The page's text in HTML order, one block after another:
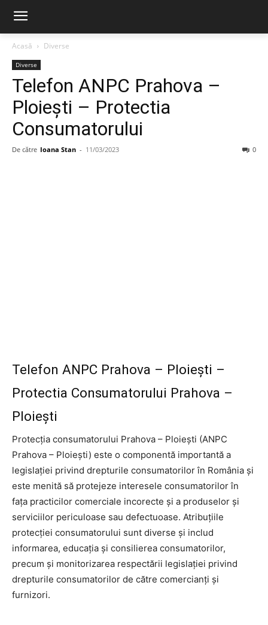
Acasă Diverse
Diverse
Telefon ANPC Prahova –
Ploiești – Protectia
Consumatorului
De către Ioana Stan - 11/03/2023 0
Telefon ANPC Prahova – Ploiești –
Protectia Consumatorului Prahova –
Ploiești
Protecția consumatorului Prahova – Ploiești (ANPC
Prahova – Ploiești) este o componentă importantă a
legislației privind drepturile consumatorilor în România și
este menită să protejeze interesele consumatorilor în
fața practicilor comerciale incorecte și a produselor și
serviciilor periculoase sau defectuoase. Atribuțiile
protecției consumatorului sunt diverse și includ
informarea, educația și consilierea consumatorilor,
precum și monitorizarea respectării legislației privind
drepturile consumatorilor de către comercianți și
furnizori.